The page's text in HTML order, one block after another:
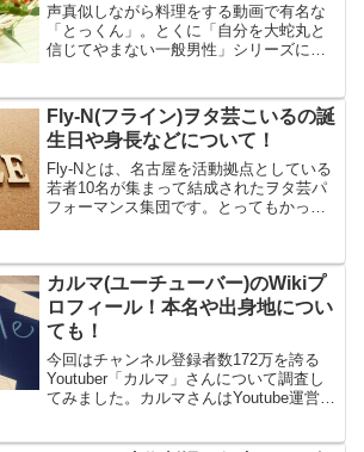
声真似しながら料理をする動画で有名な
「とっくん」。とくに「自分を大蛇丸と
信じてやまない一般男性」シリーズにつ
「HOTOKE」というバンドでドラムをた
たいているなど、かなり多彩な方でもあ
ります。2022年5月には、同じくyoutuber
でありアーティストでもある「まゆワッ
サン」と結婚されていました。そんな今
あつい「とっくん」のプロフィールを紹
Fly-N(フライン)ヲタ芸こいるの誕
生日や身長などについて！
Fly-Nとは、名古屋を活動拠点としている
若者10名が集まって結成されたヲタ芸パ
フォーマンス集団です。とってもかっこ
優勝した実力の持ち主です。皆さんがよ
く知っているアニソンやボカロなど幅広
い楽曲に乗せてヲタ芸を披露していま
す。そんな集団のなかでメンバーカラー
桃色を担当しており、ヲタ芸2年で技術を
認められ加入した、こいるさんの誕生日
や身長などのプロフィールをまとめてみ
ました。
カルマ(ユーチューバー)のWikiプ
ロフィール！本名や出身地につい
ても！
今回はチャンネル登録者数172万を誇る
Youtuber「カルマ」さんについて調査し
てみました。カルマさんはYoutube運営の